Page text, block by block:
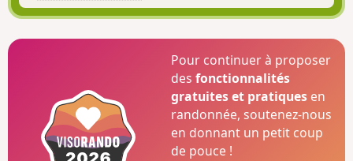
Pour continuer à proposer
desfonctionnalités
gratuites et pratiques en
randonnée, soutenez-nous
en donnant un petit coup
de pouce !